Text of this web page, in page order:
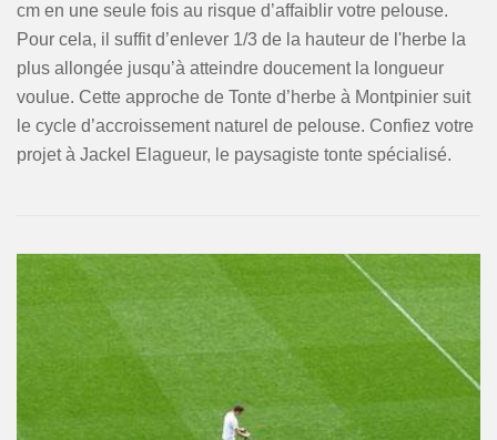
cm en une seule fois au risque d’affaiblir votre pelouse.
Pour cela, il suffit d’enlever 1/3 de la hauteur de l'herbe la
plus allongée jusqu’à atteindre doucement la longueur
voulue. Cette approche de Tonte d’herbe à Montpinier suit
le cycle d’accroissement naturel de pelouse. Confiez votre
projet à Jackel Elagueur, le paysagiste tonte spécialisé.